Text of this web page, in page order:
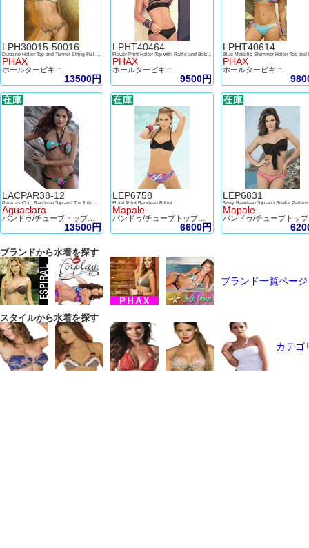
LPH30015-50016
PHAX
ホールタービキニ
13500円
LPHT40464
PHAX
ホールタービキニ
9500円
LPHT40614
PHAX
ホールタービキニ
LACPAR38-12
Aguaclara
バンドゥ/チューブトップビキニ
13500円
LEP6758
Floral Print Bandeau Bikini
Mapale
バンドゥ/チューブトップビキニ
6600円
LEP6831
Mapale
バ
ブランドから水着を探す
ブランド一覧ページ
スタイルから水着を探す
カテゴ